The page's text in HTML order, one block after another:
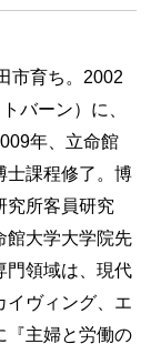
市育ち。2002
バーン）に、
年、立命館
士課程修了。博
究所客員研究
館大学大学院先
門領域は、現代
イヴィング、エ
『主婦と労働の